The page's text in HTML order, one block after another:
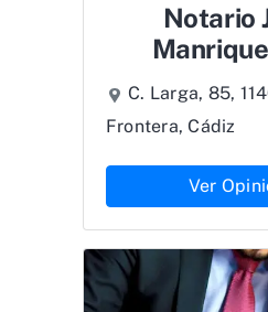
Notario
C. Larga, 85,
Frontera, Cádiz
Ver